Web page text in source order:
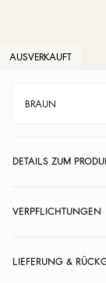
AUSVERKAUFT
BRAUN
DETAILS ZUM
VERPFLICHTUNGEN
LIEFERUNG &